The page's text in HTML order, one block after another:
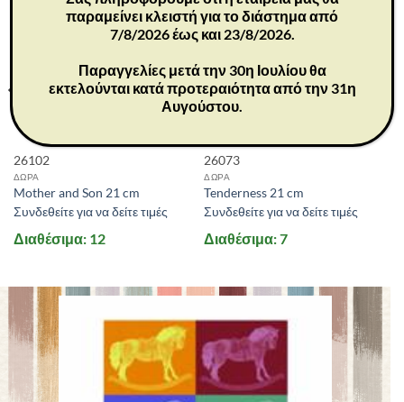
26102
ΔΩΡΑ
Mother and Son 21 cm
Συνδεθείτε για να δείτε τιμές
Διαθέσιμα: 12
26073
ΔΩΡΑ
Tenderness 21 cm
Συνδεθείτε για να δείτε τιμές
Διαθέσιμα: 7
παραμείνει κλειστή για το διάστημα από
7/8/2026 έως και 23/8/2026.
Παραγγελίες μετά την 30η Ιουλίου θα
εκτελούνται κατά προτεραιότητα από την 31η
Αυγούστου.